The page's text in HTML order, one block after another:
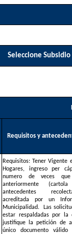
Seleccione
Requisitos y
Requisitos: Tener Vigente
Hogares, ingreso per
numero de veces
anteriormente
antecedentes
acreditada por un
Municipalidad.
Las
estar respaldadas por la
justifique la petición de
único documento válido